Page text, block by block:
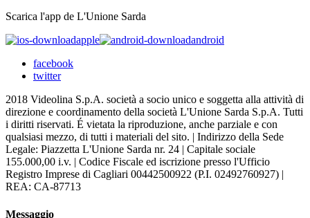
Scarica l'app de L'Unione Sarda
apple
android
facebook
twitter
2018 Videolina S.p.A. società a socio unico e soggetta alla attività di
direzione e coordinamento della società L'Unione Sarda S.p.A. Tutti
i diritti riservati. É vietata la riproduzione, anche parziale e con
qualsiasi mezzo, di tutti i materiali del sito. | Indirizzo della Sede
Legale: Piazzetta L'Unione Sarda nr. 24 | Capitale sociale
155.000,00 i.v. | Codice Fiscale ed iscrizione presso l'Ufficio
Registro Imprese di Cagliari 00442500922 (P.I. 02492760927) |
REA: CA-87713
Messaggio